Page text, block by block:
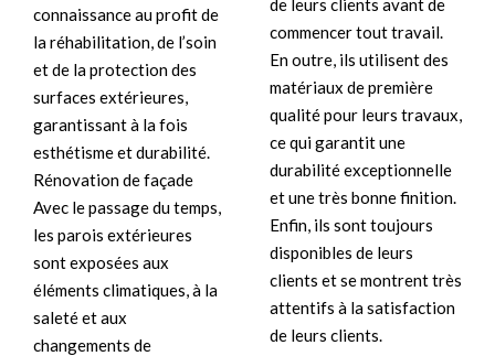
connaissance au profit de
la réhabilitation, de l’soin
et de la protection des
surfaces extérieures,
garantissant à la fois
esthétisme et durabilité.
Rénovation de façade
Avec le passage du temps,
les parois extérieures
sont exposées aux
éléments climatiques, à la
saleté et aux
changements de
de leurs clients avant de
commencer tout travail.
En outre, ils utilisent des
matériaux de première
qualité pour leurs travaux,
ce qui garantit une
durabilité exceptionnelle
et une très bonne finition.
Enfin, ils sont toujours
disponibles de leurs
clients et se montrent très
attentifs à la satisfaction
de leurs clients.